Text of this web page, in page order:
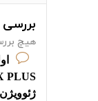
بررسی
هیچ